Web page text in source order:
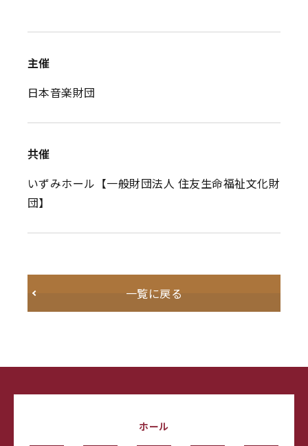
主催
日本音楽財団
共催
いずみホール【一般財団法人 住友生命福祉文化財
団】
一覧に戻る
ホール